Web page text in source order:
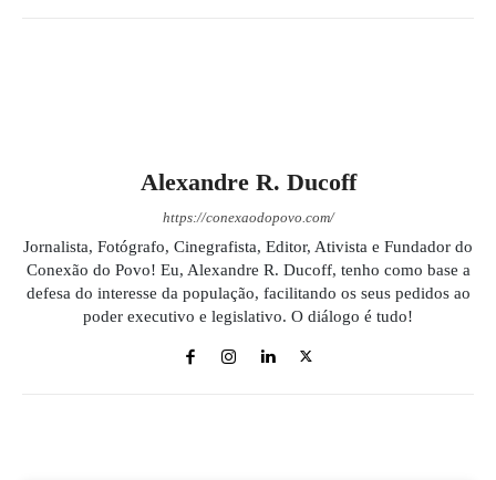
Alexandre R. Ducoff
https://conexaodopovo.com/
Jornalista, Fotógrafo, Cinegrafista, Editor, Ativista e Fundador do
Conexão do Povo! Eu, Alexandre R. Ducoff, tenho como base a
defesa do interesse da população, facilitando os seus pedidos ao
poder executivo e legislativo. O diálogo é tudo!